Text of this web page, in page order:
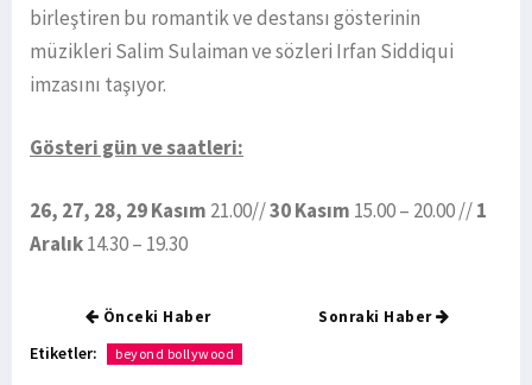
birleştiren bu romantik ve destansı gösterinin
müzikleri Salim Sulaiman ve sözleri Irfan Siddiqui
imzasını taşıyor.
Gösteri gün ve saatleri:
26, 27, 28, 29 Kasım 21.00//30 Kasım 15.00 – 20.00 //1
Aralık14.30 – 19.30
Önceki Haber Sonraki Haber
Etiketler: beyond bollywood